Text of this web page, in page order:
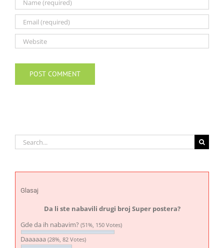
Search
for:
Glasaj
Da li ste nabavili drugi broj Super postera?
Gde da ih nabavim? (51%, 150 Votes)
Daaaaaa (28%, 82 Votes)